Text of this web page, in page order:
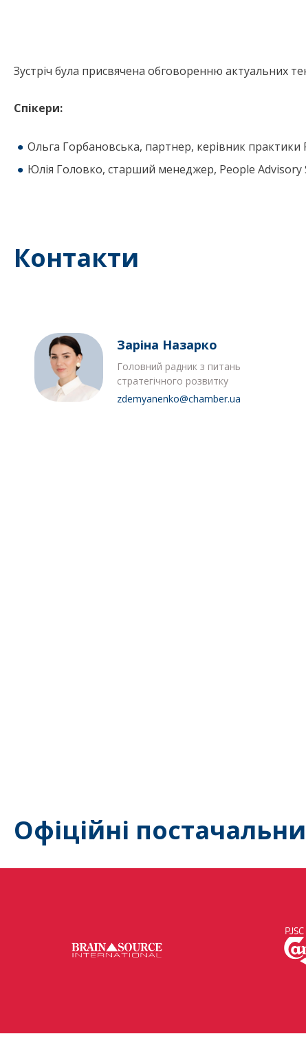
Зустріч була присвячена обговоренню актуальних
Спікери:
Ольга Горбановська, партнер, керівник практики
Юлія Головко, старший менеджер, People Advisory
Контакти
Заріна Назарко
Головний радник з питань
стратегічного розвитку
zdemyanenko@chamber.ua
Офіційні